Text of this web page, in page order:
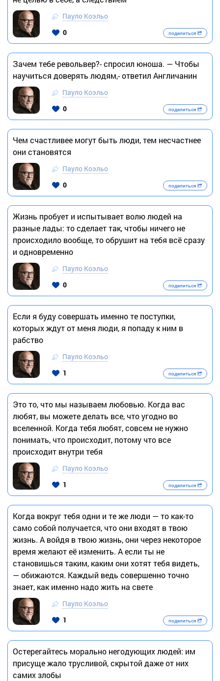
Пауло Коэльо
0
поделиться
Зачем тебе револьвер?- спросил юноша. — Чтобы
научиться доверять людям,- ответил Англичанин
Пауло Коэльо
0
поделиться
Чем счастливее могут быть люди, тем несчастнее
они становятся
Пауло Коэльо
0
поделиться
Жизнь пробует и испытывает волю людей на
разные лады: то сделает так, чтобы ничего не
происходило вообще, то обрушит на тебя всё сразу
и одновременно
Пауло Коэльо
0
поделиться
Если я буду совершать именно те поступки,
которых ждут от меня люди, я попаду к ним в
рабство
Пауло Коэльо
1
поделиться
Это то, что мы называем любовью. Когда вас
любят, вы можете делать все, что угодно во
вселенной. Когда тебя любят, совсем не нужно
понимать, что происходит, потому что все
происходит внутри тебя
Пауло Коэльо
1
поделиться
Когда вокруг тебя одни и те же люди — то как-то
само собой получается, что они входят в твою
жизнь. А войдя в твою жизнь, они через некоторое
время желают её изменить. А если ты не
становишься таким, каким они хотят тебя видеть,
— обижаются. Каждый ведь совершенно точно
знает, как именно надо жить на свете
Пауло Коэльо
1
поделиться
Остерегайтесь морально негодующих людей: им
присуще жало трусливой, скрытой даже от них
самих злобы